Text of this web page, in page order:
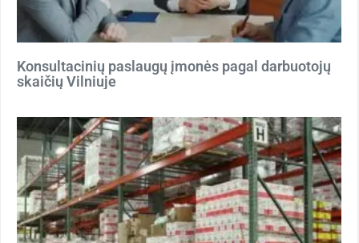
Konsultacinių paslaugų įmonės pagal darbuotojų
skaičių Vilniuje